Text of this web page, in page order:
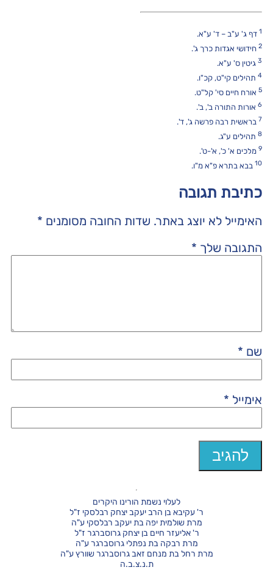
1 דף ג' ע"ב – ד' ע"א.
2חידושי אגדות כרך ג'.
3גיטין ס' ע"א.
4תהילים קי"ט, קכ"ו.
5אורח חיים סי' קל"ט.
6אורות התורה ב', ב'.
7 בראשית רבה פרשה ג', ד'.
8תהילים ע"ג.
9מלכים א' כ', א'-ט'.
10 בבא בתרא פ"א מ"ו.
כתיבת תגובה
האימייל לא יוצג באתר. שדות החובה מסומנים *
התגובה שלך *
שם *
אימייל *
לעלוי נשמת הורינו היקרים
ר' עקיבא בן הרב יעקב יצחק רבלסקי ז"ל
מרת שולמית יפה בת יעקב רבלסקי ע"ה
ר' אליעזר חיים בן יצחק גרוסברגר ז"ל
מרת רבקה בת נפתלי גרוסברגר ע"ה
מרת רחל בת מנחם זאב גרוסברגר שוורץ ע"ה
ת.נ.צ.ב.ה